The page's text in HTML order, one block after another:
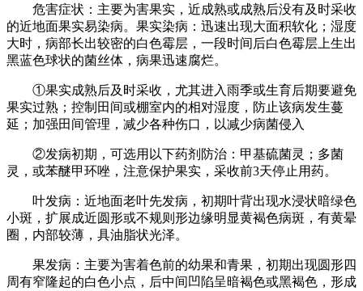
危害症状：主要为害果实，近成熟或成熟后没有及时采收
的近地面果实易染病。果实染病：迅速出现大面积软化；湿度
大时，病部长出较密的白色霉层，一段时间后白色霉层上生出
黑蓝色球状的菌丝体，病果迅速腐烂。
①果实成熟后及时采收，尤其进入雨季或生育后期要避免
果实过熟；控制田间或棚室内的相对湿度，防止该病发生蔓
延；加强田间管理，减少各种伤口，以减少病菌侵入
②发病初期，可选用以下药剂防治：甲基硫菌灵；多菌
灵，或苯醚甲环唑，注意保护果实，采收前3天停止用药。
叶发病：近地面老叶先发病，初期叶背出现水浸状暗绿色
小斑，扩展成近圆形或不规则形边缘明显黄褐色病斑，有黄晕
圈，内部较薄，具油脂状光泽。
果发病：主要为害着色前的幼果和青果，初期出现圆形四
周有窄隆起的白色小点，后中间凹陷呈暗褐色或黑褐色，形成